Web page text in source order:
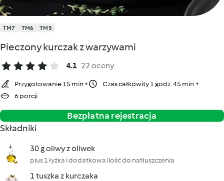
TM7 TM6 TM5
Pieczony kurczak z warzywami
4.1 22 oceny
Przygotowanie 15 min
Czas całkowity 1 godz. 45 min
6 porcji
Bezpłatna rejestracja
Składniki
30 g oliwy z oliwek
plus 1 łyżka i dodatkowa ilość do natłuszczenia
1 tuszka z kurczaka